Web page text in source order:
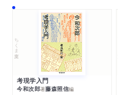
ちくま文庫
考現学入門
今和次郎著藤森照信編